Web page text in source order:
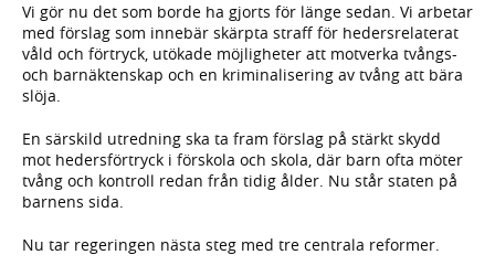
Vi gör nu det som borde ha gjorts för länge sedan. Vi arbetar
med förslag som innebär skärpta straff för hedersrelaterat
våld och förtryck, utökade möjligheter att motverka tvångs-
och barnäktenskap och en kriminalisering av tvång att bära
slöja.
En särskild utredning ska ta fram förslag på stärkt skydd
mot hedersförtryck i förskola och skola, där barn ofta möter
tvång och kontroll redan från tidig ålder. Nu står staten på
barnens sida.
Nu tar regeringen nästa steg med tre centrala reformer.